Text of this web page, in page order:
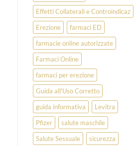
Effetti Collaterali e Controindicaz
Erezione
farmaci ED
farmacie online autorizzate
Farmaci Online
farmaci per erezione
Guida all'Uso Corretto
guida informativa
Levitra
Pfizer
salute maschile
Salute Sessuale
sicurezza